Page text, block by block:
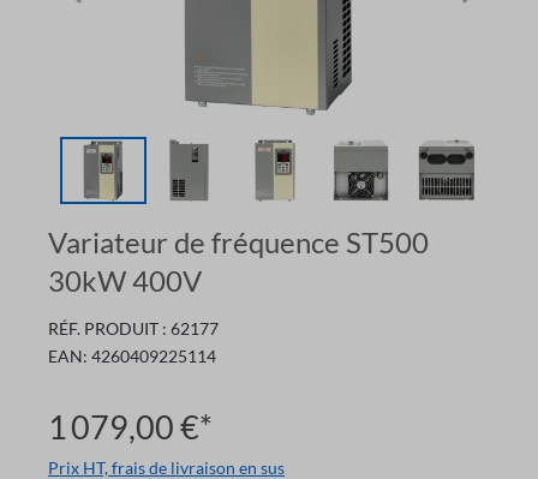
Variateur de fréquence ST500
30kW 400V
RÉF. PRODUIT : 62177
EAN: 4260409225114
1 079,00 €*
Prix HT, frais de livraison en sus